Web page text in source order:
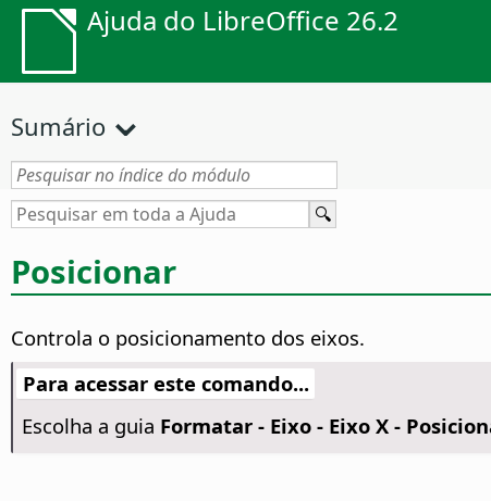
Ajuda do LibreOffice 26.2
Sumário
Posicionar
Controla o posicionamento dos eixos.
Para acessar este comando...
Escolha a guia Formatar - Eixo - Eixo X -